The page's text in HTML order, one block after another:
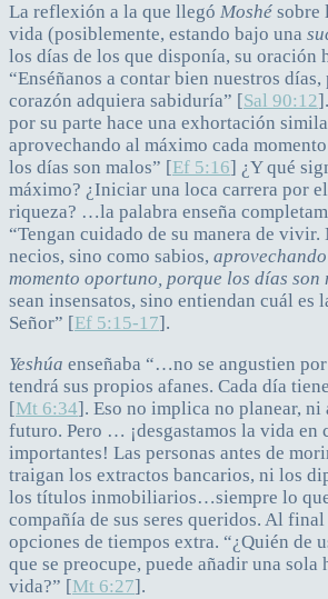
La reflexión a la que llegó Moshé sobre
vida (posiblemente, estando bajo una
los días de los que disponía, su oración
“Enséñanos a contar bien nuestros días,
corazón adquiera sabiduría” [Sal 90:12
por su parte hace una exhortación
aprovechando al máximo cada
los días son malos” [Ef 5:16] ¿Y qué
máximo? ¿Iniciar una loca carrera por
riqueza? …la palabra enseña
“Tengan cuidado de su manera de
necios, sino como sabios,
momento oportuno, porque los días son
sean insensatos, sino entiendan cuál es
Señor” [Ef 5:15-17].
Yeshúa enseñaba “…no se angustien
tendrá sus propios afanes. Cada día
[Mt 6:34]. Eso no implica no planear, ni
futuro. Pero … ¡desgastamos la vida en
importantes! Las personas antes de
traigan los extractos bancarios, ni los
los títulos inmobiliarios…siempre lo
compañía de sus seres queridos. Al
opciones de tiempos extra. “¿Quién de
que se preocupe, puede añadir una sola
vida?” [Mt 6:27].